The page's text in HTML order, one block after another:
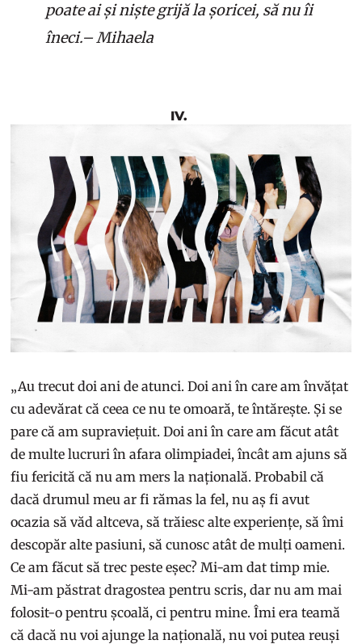
poate ai și niște grijă la șoricei, să nu îi
îneci.– Mihaela
IV.
„Au trecut doi ani de atunci. Doi ani în care am învățat
cu adevărat că ceea ce nu te omoară, te întărește. Și se
pare că am supraviețuit. Doi ani în care am făcut atât
de multe lucruri în afara olimpiadei, încât am ajuns să
fiu fericită că nu am mers la națională. Probabil că
dacă drumul meu ar fi rămas la fel, nu aș fi avut
ocazia să văd altceva, să trăiesc alte experiențe, să îmi
descopăr alte pasiuni, să cunosc atât de mulți oameni.
Ce am făcut să trec peste eșec? Mi-am dat timp mie.
Mi-am păstrat dragostea pentru scris, dar nu am mai
folosit-o pentru școală, ci pentru mine. Îmi era teamă
că dacă nu voi ajunge la națională, nu voi putea reuși